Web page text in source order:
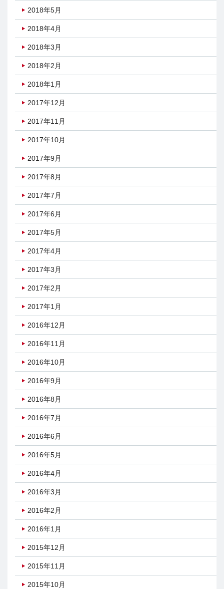
2018年5月
2018年4月
2018年3月
2018年2月
2018年1月
2017年12月
2017年11月
2017年10月
2017年9月
2017年8月
2017年7月
2017年6月
2017年5月
2017年4月
2017年3月
2017年2月
2017年1月
2016年12月
2016年11月
2016年10月
2016年9月
2016年8月
2016年7月
2016年6月
2016年5月
2016年4月
2016年3月
2016年2月
2016年1月
2015年12月
2015年11月
2015年10月